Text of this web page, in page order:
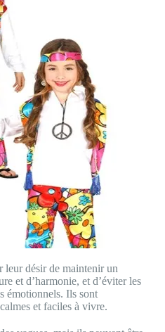
désir de maintenir un
et d’harmonie, et d’éviter les
émotionnels. Ils sont
et faciles à vivre.